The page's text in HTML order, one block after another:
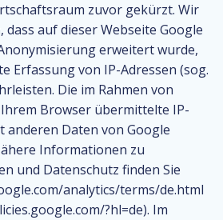
zuvor gekürzt. Wir
dass auf dieser Webseite Google
erweitert wurde,
Erfassung von IP-Adressen (sog.
Die im Rahmen von
Browser übermittelte IP-
anderen Daten von Google
Informationen zu
und Datenschutz finden Sie
analytics/terms/de.html
?hl=de). Im